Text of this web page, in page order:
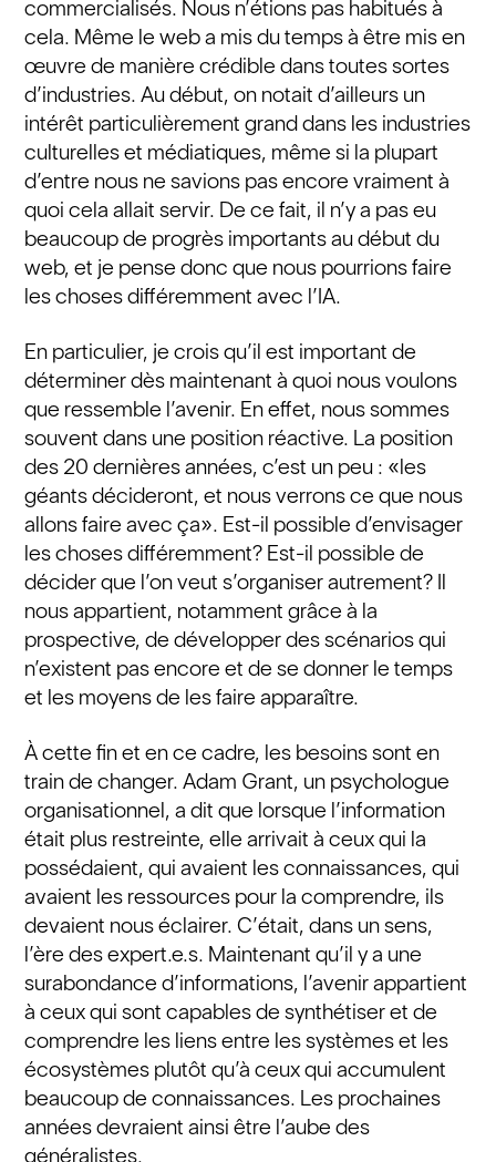
commercialisés. Nous n’étions pas habitués à
cela. Même le web a mis du temps à être mis en
œuvre de manière crédible dans toutes sortes
d’industries. Au début, on notait d’ailleurs un
intérêt particulièrement grand dans les industries
culturelles et médiatiques, même si la plupart
d’entre nous ne savions pas encore vraiment à
quoi cela allait servir. De ce fait, il n’y a pas eu
beaucoup de progrès importants au début du
web, et je pense donc que nous pourrions faire
les choses différemment avec l’IA.
En particulier, je crois qu’il est important de
déterminer dès maintenant à quoi nous voulons
que ressemble l’avenir. En effet, nous sommes
souvent dans une position réactive. La position
des 20 dernières années, c’est un peu : «les
géants décideront, et nous verrons ce que nous
allons faire avec ça». Est-il possible d’envisager
les choses différemment? Est-il possible de
décider que l’on veut s’organiser autrement? Il
nous appartient, notamment grâce à la
prospective, de développer des scénarios qui
n’existent pas encore et de se donner le temps
et les moyens de les faire apparaître.
À cette fin et en ce cadre, les besoins sont en
train de changer. Adam Grant, un psychologue
organisationnel, a dit que lorsque l’information
était plus restreinte, elle arrivait à ceux qui la
possédaient, qui avaient les connaissances, qui
avaient les ressources pour la comprendre, ils
devaient nous éclairer. C’était, dans un sens,
l’ère des expert.e.s. Maintenant qu’il y a une
surabondance d’informations, l’avenir appartient
à ceux qui sont capables de synthétiser et de
comprendre les liens entre les systèmes et les
écosystèmes plutôt qu’à ceux qui accumulent
beaucoup de connaissances. Les prochaines
années devraient ainsi être l’aube des
généralistes.